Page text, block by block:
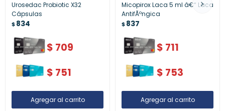
Urosedac Probiotic X32
Cápsulas
$834
$ 709
$ 751
Micopirox Laca 5 ml â€“ Laca
AntifÃºngica
$837
$ 711
$ 753